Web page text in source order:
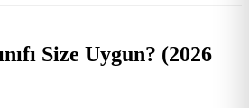
Size Uygun? (2026